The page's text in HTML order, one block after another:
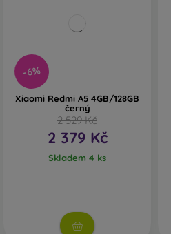
-6%
Xiaomi Redmi A5 4GB/128GB
černý
2 529 Kč
2 379 Kč
Skladem 4 ks